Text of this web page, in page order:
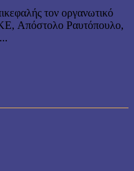
τον οργανωτικό
Απόστολο Ραυτόπουλο,